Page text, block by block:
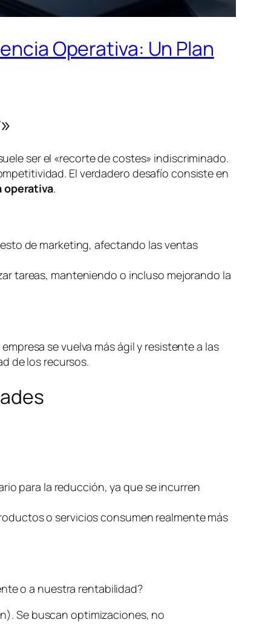
Operativa: Un Plan
ser el «recorte de costes» indiscriminado.
El verdadero desafío consiste en
operativa.
de marketing, afectando las ventas
tareas, manteniendo o incluso mejorando la
se vuelva más ágil y resistente a las
de los recursos.
para la reducción, ya que se incurren
o servicios consumen realmente más
o a nuestra rentabilidad?
Se buscan optimizaciones, no